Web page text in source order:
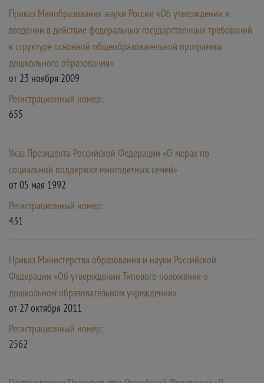
Приказ Минобразования науки России «Об утверждении и
введении в действие федеральных государственных требований
к структуре основной общеобразовательной программы
дошкольного образования»
от 23 ноября 2009
Регистрационный номер:
655
Указ Президента Российской Федерации «О мерах по
социальной поддержке многодетных семей»
от 05 мая 1992
Регистрационный номер:
431
Приказ Министерства образования и науки Российской
Федерации «Об утверждении Типового положения о
дошкольном образовательном учреждении»
от 27 октября 2011
Регистрационный номер:
2562